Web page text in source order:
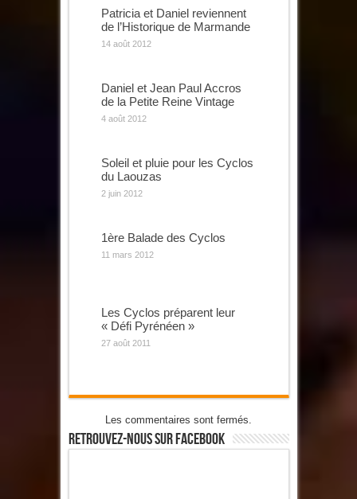
Patricia et Daniel reviennent
de l’Historique de Marmande
14 août 2012
Daniel et Jean Paul Accros
de la Petite Reine Vintage
4 août 2012
Soleil et pluie pour les Cyclos
du Laouzas
2 juin 2012
1ère Balade des Cyclos
11 mars 2012
Les Cyclos préparent leur
« Défi Pyrénéen »
27 août 2011
Les commentaires sont fermés.
Retrouvez-Nous Sur Facebook